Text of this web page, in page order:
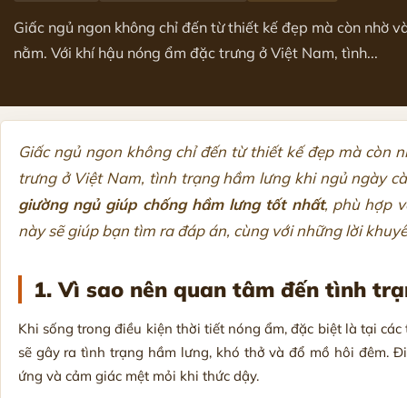
Giấc ngủ ngon không chỉ đến từ thiết kế đẹp mà còn nhờ
nằm. Với khí hậu nóng ẩm đặc trưng ở Việt Nam, tình...
Giấc ngủ ngon không chỉ đến từ thiết kế đẹp mà còn
trưng ở Việt Nam, tình trạng hầm lưng khi ngủ ngày
giường ngủ giúp chống hầm lưng tốt nhất, phù hợp
này sẽ giúp bạn tìm ra đáp án, cùng với những lời
1. Vì sao nên quan tâm đến tình
Khi sống trong điều kiện thời tiết nóng ẩm, đặc biệt là tại
sẽ gây ra tình trạng hầm lưng, khó thở và đổ mồ hôi đêm.
ứng và cảm giác mệt mỏi khi thức dậy.